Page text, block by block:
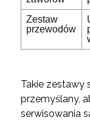
Zestaw
przewodów
Takie zestawy
przemyślany,
serwisowania